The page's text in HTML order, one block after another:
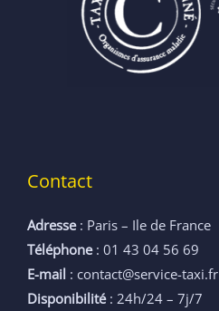
Contact
Adresse: Paris – Ile de France
Téléphone: 01 43 04 56 69
E-mail : contact@service-taxi.fr
Disponibilité: 24h/24 – 7j/7